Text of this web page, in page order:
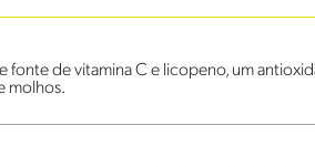
fonte de vitamina C e licopeno, um
molhos.